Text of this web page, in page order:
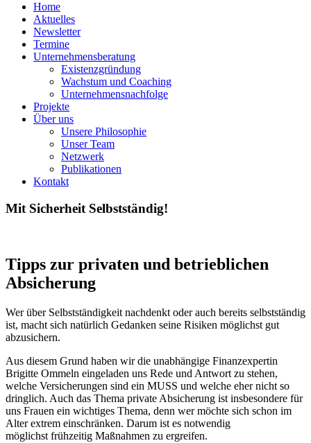
Home
Aktuelles
Newsletter
Termine
Unternehmensberatung
Existenzgründung
Wachstum und Coaching
Unternehmensnachfolge
Projekte
Über uns
Unsere Philosophie
Unser Team
Netzwerk
Publikationen
Kontakt
Mit Sicherheit Selbstständig!
Tipps zur privaten und betrieblichen
Absicherung
Wer über Selbstständigkeit nachdenkt oder auch bereits selbstständig
ist, macht sich natürlich Gedanken seine Risiken möglichst gut
abzusichern.
Aus diesem Grund haben wir die unabhängige Finanzexpertin
Brigitte Ommeln eingeladen uns Rede und Antwort zu stehen,
welche Versicherungen sind ein MUSS und welche eher nicht so
dringlich. Auch das Thema private Absicherung ist insbesondere für
uns Frauen ein wichtiges Thema, denn wer möchte sich schon im
Alter extrem einschränken. Darum ist es notwendig
möglichst frühzeitig Maßnahmen zu ergreifen.